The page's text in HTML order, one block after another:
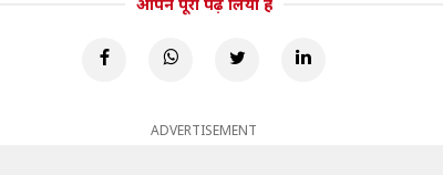
ADVERTISEMENT